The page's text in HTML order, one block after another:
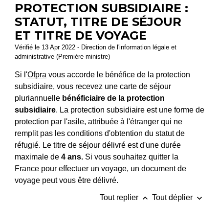
PROTECTION SUBSIDIAIRE :
STATUT, TITRE DE SÉJOUR
ET TITRE DE VOYAGE
Vérifié le 13 Apr 2022 - Direction de l'information légale et
administrative (Première ministre)
Si l'Ofpra vous accorde le bénéfice de la protection
subsidiaire, vous recevez une carte de séjour
pluriannuelle bénéficiaire de la protection
subsidiaire. La protection subsidiaire est une forme de
protection par l'asile, attribuée à l'étranger qui ne
remplit pas les conditions d'obtention du statut de
réfugié. Le titre de séjour délivré est d'une durée
maximale de 4 ans. Si vous souhaitez quitter la
France pour effectuer un voyage, un document de
voyage peut vous être délivré.
Tout replier keyboard_arrow_up Tout déplier keyboard_arrow_down